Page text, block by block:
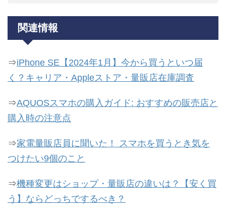
関連情報
⇒iPhone SE【2024年1月】今から買うといつ届
く？キャリア・Appleストア・量販店在庫調査
⇒AQUOSスマホの購入ガイド: おすすめの販売店と
購入時の注意点
⇒家電量販店員に聞いた！ スマホを買うとき気を
つけたい9個のこと
⇒機種変更はショップ・量販店の違いは？【安く買
う】ならどっちでするべき？